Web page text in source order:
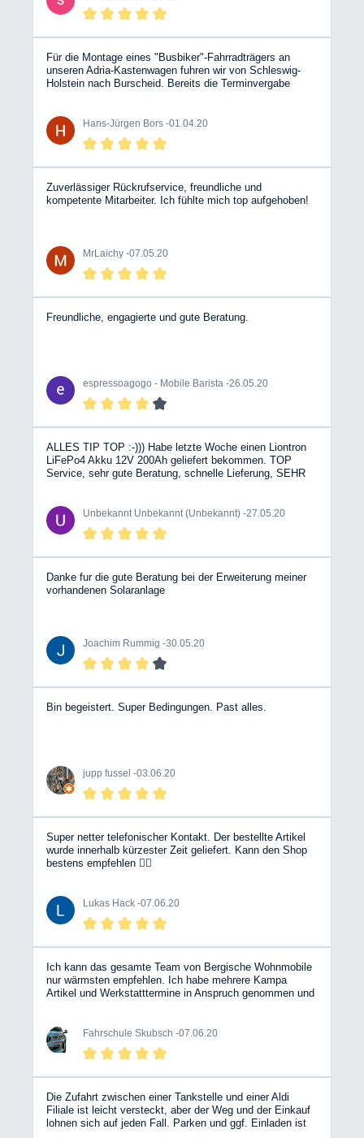
Für die Montage eines "Busbiker"-Fahrradträgers an
unseren Adria-Kastenwagen fuhren wir von Schleswig-
Holstein nach Burscheid. Bereits die Terminvergabe
unserem Womo übernachten. Das Personal am Empfang
und in der Werkstatt ist sehr freundlich und hilfsbereit.Die
Montage erfolgte im verabredeten Zeitrahmen. Schade,
Hans-Jürgen Bors -01.04.20
Zuverlässiger Rückrufservice, freundliche und
kompetente Mitarbeiter. Ich fühlte mich top aufgehoben!
MrLaichy -07.05.20
Freundliche, engagierte und gute Beratung.
espressoagogo - Mobile Barista -26.05.20
ALLES TIP TOP :-))) Habe letzte Woche einen Liontron
LiFePo4 Akku 12V 200Ah geliefert bekommen. TOP
Service, sehr gute Beratung, schnelle Lieferung, SEHR
App gab´s erst ein bisserl Probleme. (Lag aber an
meinem Uralt-Smartphone S4 mini) :-( Mit dem I-Pad 4
Mini funktioniert´s Tadellos. Zeigt sogar 229,9 Ah an.
Klare Kaufempfehlung !!! :-) Auch der Händler - SEHR zu
Empfehlen :-)))) Jederzeit wieder :-)))
Unbekannt Unbekannt (Unbekannt) -27.05.20
Danke fur die gute Beratung bei der Erweiterung meiner
vorhandenen Solaranlage
Joachim Rummig -30.05.20
Bin begeistert. Super Bedingungen. Past alles.
jupp fussel -03.06.20
Super netter telefonischer Kontakt. Der bestellte Artikel
wurde innerhalb kürzester Zeit geliefert. Kann den Shop
bestens empfehlen 👍🏼
Lukas Hack -07.06.20
Ich kann das gesamte Team von Bergische Wohnmobile
nur wärmsten empfehlen. Ich habe mehrere Kampa
Artikel und Werkstatttermine in Anspruch genommen und
SkubschFahrschule Skubsch -07.06.20
Die Zufahrt zwischen einer Tankstelle und einer Aldi
Filiale ist leicht versteckt, aber der Weg und der Einkauf
lohnen sich auf jeden Fall. Parken und ggf. Einladen ist